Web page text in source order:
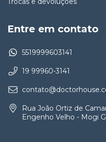
Entre em contato
5519999603141
19 99960-3141
Rua João Ortiz de
Engenho Velho - Mogi